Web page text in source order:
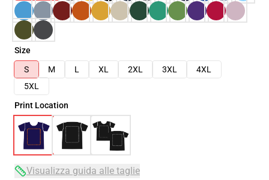
Size
S
M L XL 2XL 3XL
4XL
5XL
Print Location
Visualizza guida alle taglie